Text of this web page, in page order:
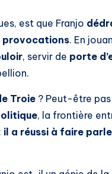
est que Franjo
provocations. En
, servir de porte
Troie ? Peut-être
, la frontière
il a réussi à faire